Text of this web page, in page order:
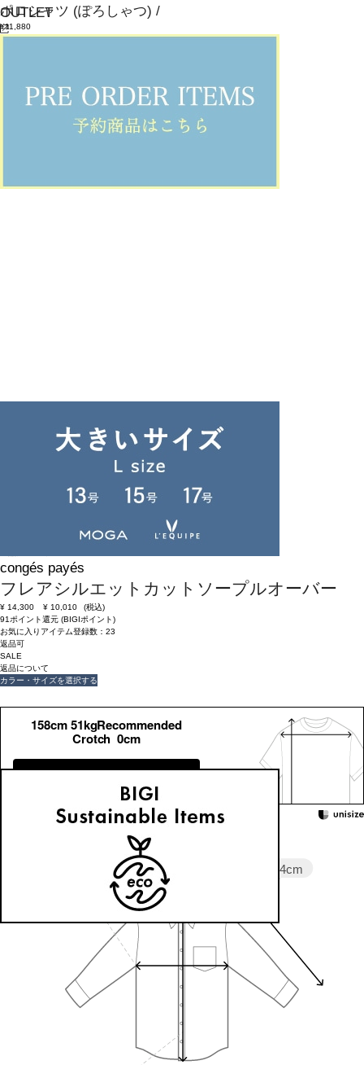
OUTLET
ポロシャツ (ぽろしゃつ) /
¥11,880
congés payés
フレアシルエットカットソープルオーバー
¥ 14,300 ¥ 10,010
(税込)
91ポイント還元 (BIGIポイント)
お気に入りアイテム登録数： 23
返品可
SALE
返品について
カラー・サイズを選択する
158cm 51kgRecommended
Crotch 0cm
44cm